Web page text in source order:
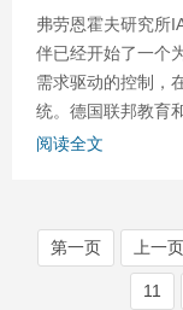
弗劳恩霍夫研究所
伴已经开始了一个
需求驱动的控制，
统。德国联邦教育
阅读全文
第一页 上一页
11